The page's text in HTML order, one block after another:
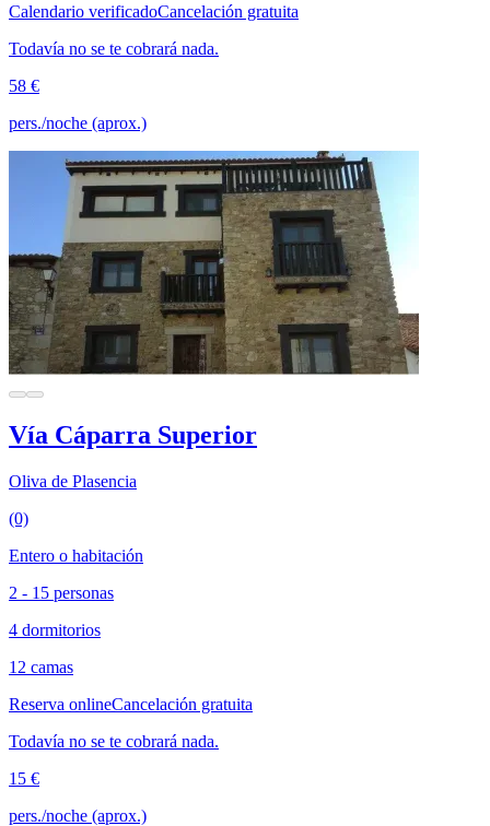
Calendario verificadoCancelación gratuita
Todavía no se te cobrará nada.
58 €
pers./noche (aprox.)
Vía Cáparra Superior
Oliva de Plasencia
(0)
Entero o habitación
2 - 15 personas
4 dormitorios
12 camas
Reserva onlineCancelación gratuita
Todavía no se te cobrará nada.
15 €
pers./noche (aprox.)